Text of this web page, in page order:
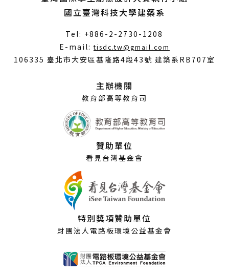
國立臺灣科技大學建築系
Tel: +886-2-2730-1208
E-mail:tisdc.tw@gmail.com
開
106335 臺北市大安區基隆路4段43號 建築系RB707室
主辦機關
教育部高等教育司
贊助單位
看見台灣基金會
特別獎項贊助單位
財團法人電路板環境公益基金會